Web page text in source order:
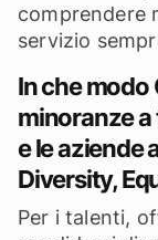
comprendere
servizio
In che modo
minoranze
e le aziende
Diversity,
Per i talenti,